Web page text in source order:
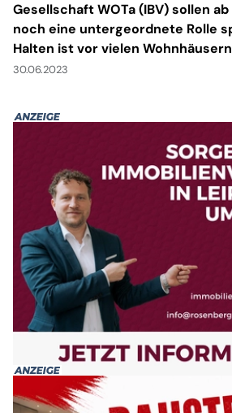
Gesellschaft WOTa (IBV) sollen
noch eine untergeordnete Rolle
Halten ist vor vielen
erlaubt. Stattdessen sollen die
30.06.2023